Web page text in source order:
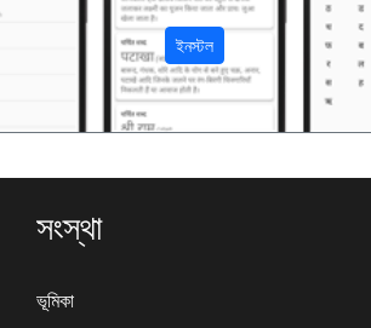
ইনস্টল
সংস্থা
ভূমিকা